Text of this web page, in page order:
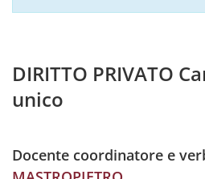
DIRITTO PRIVATO
unico
Docente coordinatore e